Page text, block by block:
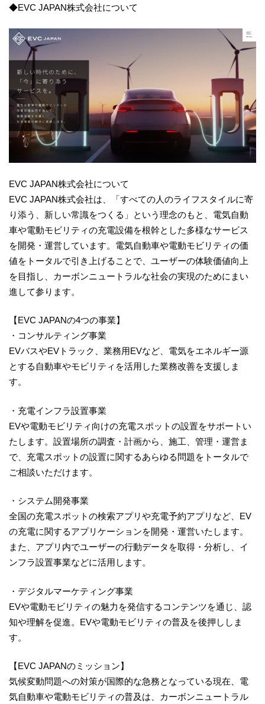
◆EVC JAPAN株式会社について
EVC JAPAN株式会社について
EVC JAPAN株式会社は、「すべての人のライフスタイルに寄
り添う、新しい常識をつくる」という理念のもと、電気自動
車や電動モビリティの充電設備を根幹とした多様なサービス
を開発・運営しています。電気自動車や電動モビリティの価
値をトータルで引き上げることで、ユーザーの体験価値向上
を目指し、カーボンニュートラルな社会の実現のためにまい
進して参ります。
【EVC JAPANの4つの事業】
・コンサルティング事業
EVバスやEVトラック、業務用EVなど、電気をエネルギー源
とする自動車やモビリティを活用した業務改善を支援しま
す。
・充電インフラ設置事業
EVや電動モビリティ向けの充電スポットの設置をサポートい
たします。設置場所の調査・計画から、施工、管理・運営ま
で、充電スポットの設置に関するあらゆる問題をトータルで
ご相談いただけます。
・システム開発事業
全国の充電スポットの検索アプリや充電予約アプリなど、EV
の充電に関するアプリケーションを開発・運営いたします。
また、アプリ内でユーザーの行動データを取得・分析し、イ
ンフラ設置事業などに活用します。
・デジタルマーケティング事業
EVや電動モビリティの魅力を発信するコンテンツを通じ、認
知や理解を促進。EVや電動モビリティの普及を後押ししま
す。
【EVC JAPANのミッション】
気候変動問題への対策が国際的な急務となっている現在、電
気自動車や電動モビリティの普及は、カーボンニュートラル